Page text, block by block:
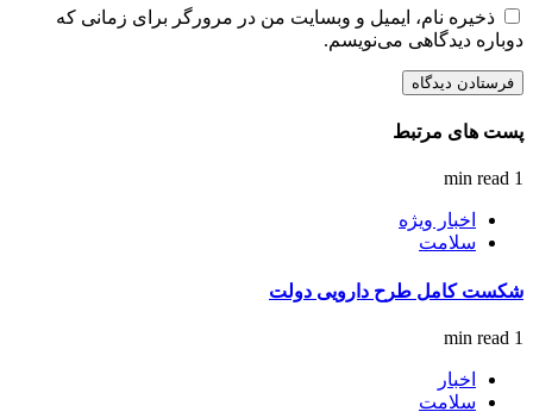
ذخیره نام، ایمیل و وبسایت من در مرورگر برای زمانی که
دوباره دیدگاهی می‌نویسم.
پست های مرتبط
1 min read
اخبار ویژه
سلامت
شکست کامل طرح دارویی دولت
1 min read
اخبار
سلامت